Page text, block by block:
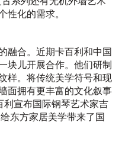
性化的需求。
融合。近期卡百利和中国
块儿开展合作。他们研制
样。将传统美学符号和现
面拥有更丰富的文化叙事
宣布国际钢琴艺术家吉
东方家居美学带来了国